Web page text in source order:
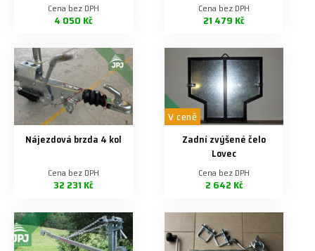
Cena bez DPH
4 050 Kč
Cena bez DPH
21 479 Kč
Nájezdová brzda 4 kol
Cena bez DPH
32 231 Kč
V ceně
Zadní zvýšené čelo
Lovec
Cena bez DPH
2 642 Kč